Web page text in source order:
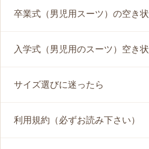
卒業式（男児用スーツ）の空き
入学式（男児用のスーツ）空き
サイズ選びに迷ったら
利用規約（必ずお読み下さい）